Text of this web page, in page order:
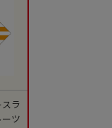
ラ
ツ